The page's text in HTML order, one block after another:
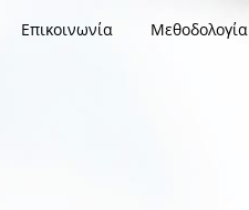
Επικοινωνία Μεθοδολογία